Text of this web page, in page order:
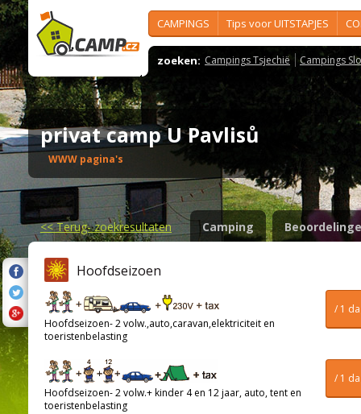
CAMPINGS Tips voor UITSTAPJES
zoeken: Campings Tsjechië Campings
privat camp U Pavlisů
WWW pagina's
<<Terug- zoekresultaten Camping
Hoofdseizoen
/ 1
Hoofdseizoen- 2 volw.,auto,caravan,elektriciteit en
toeristenbelasting
/ 1
Hoofdseizoen- 2 volw.+ kinder 4 en 12 jaar, auto, tent en
toeristenbelasting